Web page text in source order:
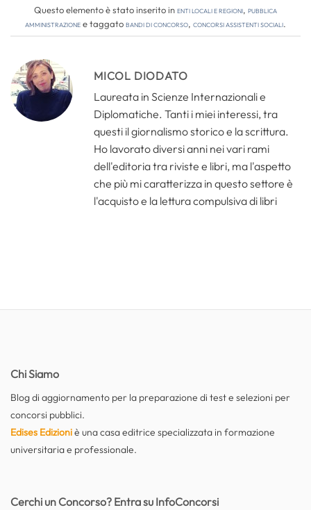
Questo elemento è stato inserito inEnti locali e regioni, Pubblica
amministrazionee taggatobandi di concorso, concorsi assistenti sociali.
MICOL DIODATO
Laureata in Scienze Internazionali e
Diplomatiche. Tanti i miei interessi, tra
questi il giornalismo storico e la scrittura.
Ho lavorato diversi anni nei vari rami
dell'editoria tra riviste e libri, ma l'aspetto
che più mi caratterizza in questo settore è
l'acquisto e la lettura compulsiva di libri
Chi Siamo
Blog di aggiornamento per la preparazione di test e selezioni per
concorsi pubblici.
Edises Edizioniè una casa editrice specializzata in formazione
universitaria e professionale.
Cerchi un Concorso? Entra su InfoConcorsi